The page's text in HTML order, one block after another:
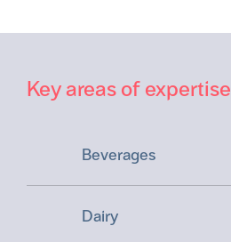
Key areas of expertise
Beverages
Dairy